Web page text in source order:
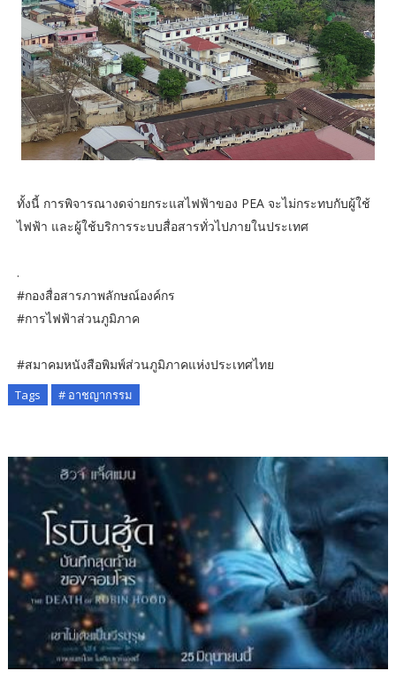
ทั้งนี้ การพิจารณางดจ่ายกระแสไฟฟ้าของ PEA จะไม่กระทบกับผู้ใช้
ไฟฟ้า และผู้ใช้บริการระบบสื่อสารทั่วไปภายในประเทศ
.
#กองสื่อสารภาพลักษณ์องค์กร
#การไฟฟ้าส่วนภูมิภาค
#สมาคมหนังสือพิมพ์ส่วนภูมิภาคแห่งประเทศไทย
Tags # อาชญากรรม